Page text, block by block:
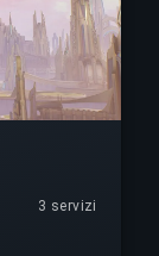
3 servizi